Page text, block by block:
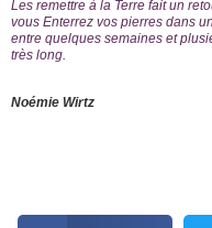
Les remettre à la Terre fait un
vous Enterrez vos pierres dans
entre quelques semaines et
très long.
Noémie Wirtz